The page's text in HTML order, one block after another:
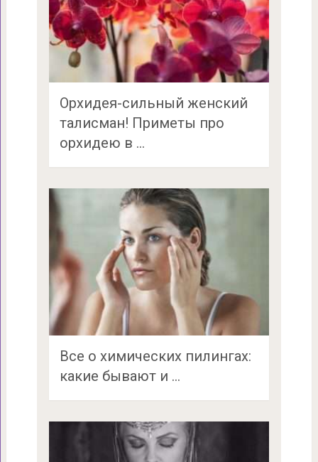
Орхидея-сильный женский
талисман! Приметы про
орхидею в …
Все о химических пилингах:
какие бывают и …